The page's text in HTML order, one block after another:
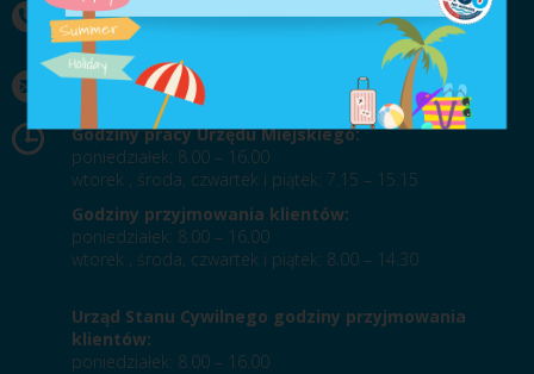
tel. + 48 94 348 86 00
fax + 48 94 342 24 78, 342 24 78
e-mail:um.koszalin@um.koszalin.pl
Godziny pracy Urzędu Miejskiego:
poniedziałek: 8.00 – 16.00
wtorek , środa, czwartek i piątek: 7.15 – 15.15
Godziny przyjmowania klientów:
poniedziałek: 8.00 – 16.00
wtorek , środa, czwartek i piątek: 8.00 – 14.30
Urząd Stanu Cywilnego godziny przyjmowania
klientów:
poniedziałek: 8.00 – 16.00